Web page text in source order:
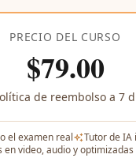
PRECIO DEL CURSO
$79.00
de reembolso a 7
el examen real
Tutor de IA
en video, audio y